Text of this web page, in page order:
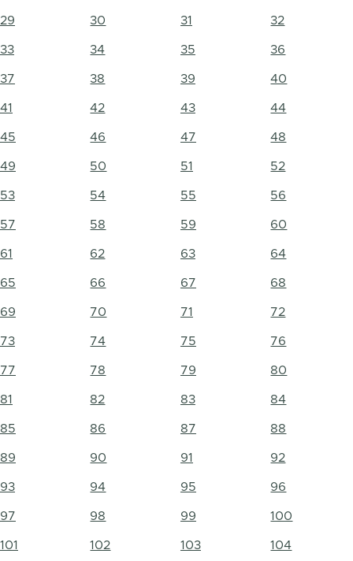
29 30 31 32
33 34 35 36
37 38 39 40
41 42 43 44
45 46 47 48
49 50 51 52
53 54 55 56
57 58 59 60
61 62 63 64
65 66 67 68
69 70 71 72
73 74 75 76
77 78 79 80
81 82 83 84
85 86 87 88
89 90 91 92
93 94 95 96
97 98 99 100
101 102 103 104